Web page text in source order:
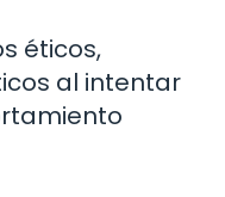
éticos,
al intentar